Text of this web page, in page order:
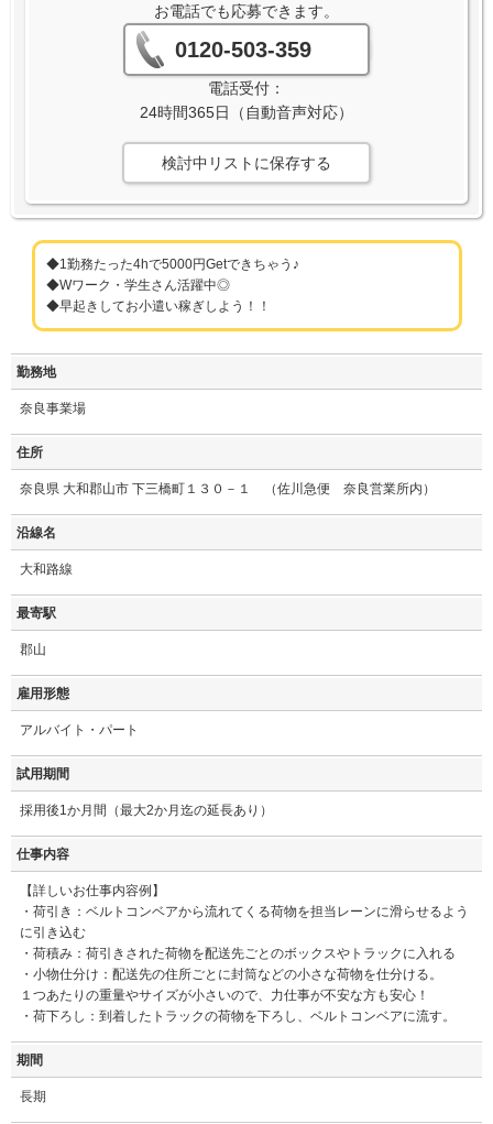
お電話でも応募できます。
0120-503-359
電話受付：
24時間365日（自動音声対応）
検討中リストに保存する
◆1勤務たった4hで5000円Getできちゃう♪
◆Wワーク・学生さん活躍中◎
◆早起きしてお小遣い稼ぎしよう！！
勤務地
奈良事業場
住所
奈良県 大和郡山市 下三橋町１３０－１ （佐川急便 奈良営業所内）
沿線名
大和路線
最寄駅
郡山
雇用形態
アルバイト・パート
試用期間
採用後1か月間（最大2か月迄の延長あり）
仕事内容
【詳しいお仕事内容例】
・荷引き：ベルトコンベアから流れてくる荷物を担当レーンに滑らせるよう
に引き込む
・荷積み：荷引きされた荷物を配送先ごとのボックスやトラックに入れる
・小物仕分け：配送先の住所ごとに封筒などの小さな荷物を仕分ける。
１つあたりの重量やサイズが小さいので、力仕事が不安な方も安心！
・荷下ろし：到着したトラックの荷物を下ろし、ベルトコンベアに流す。
期間
長期